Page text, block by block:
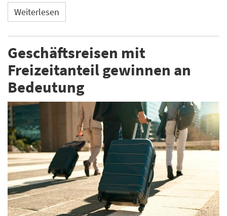
Weiterlesen
Geschäftsreisen mit
Freizeitanteil gewinnen an
Bedeutung